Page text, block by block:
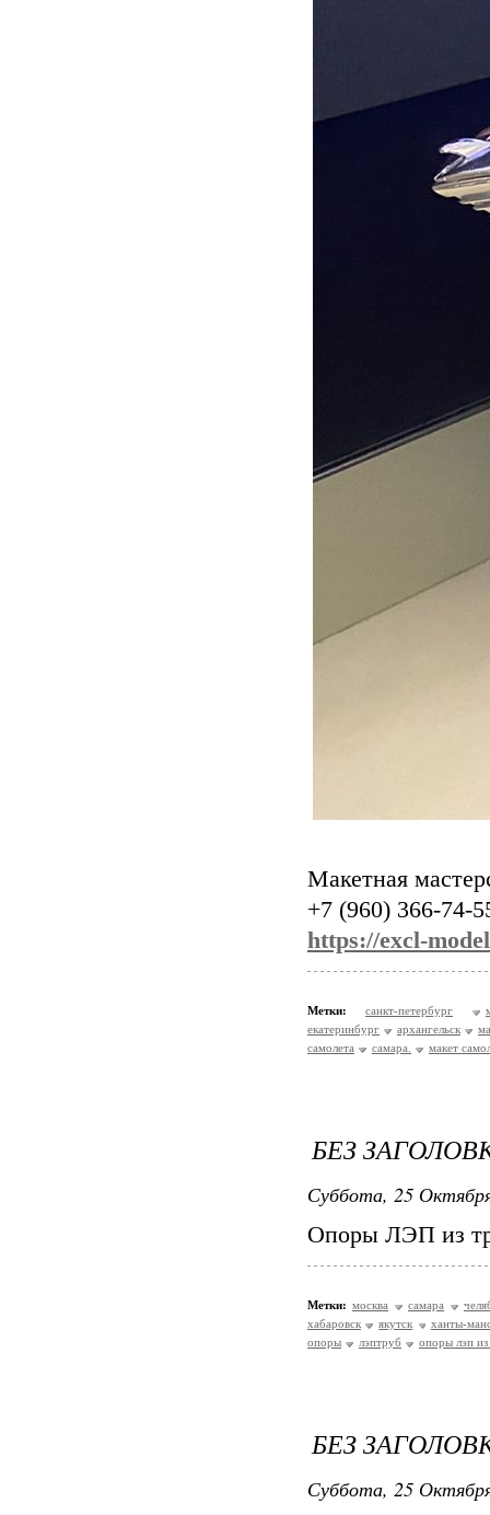
Макетная
+7 (960) 366-74-
https://excl-
Метки: санкт-петербург
екатеринбург
архангельск
самолета
самара. макет
БЕЗ
Суббота, 25
Опоры ЛЭП из
Метки: москва самара
хабаровск
якутск
ханты-
опоры
лэптруб опоры лэп
БЕЗ
Суббота, 25